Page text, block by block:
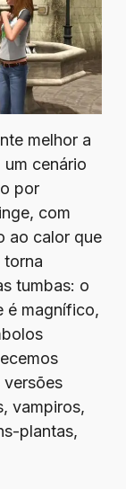
melhor a
cenário
por
com
ao calor que
torna
tumbas: o
é magnífico,
versões
vampiros,
plantas,